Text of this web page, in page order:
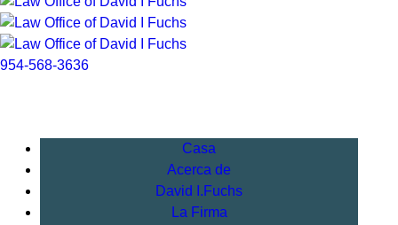
954-568-3636
Casa
Acerca de
David I.Fuchs
La Firma